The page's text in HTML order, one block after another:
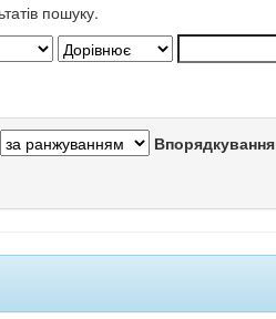
пошуку.
Впорядкування